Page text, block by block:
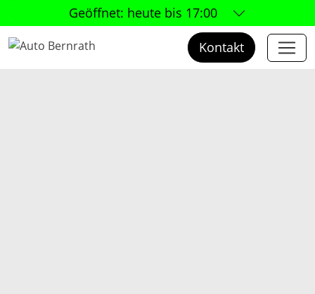
Geöffnet: heute bis 17:00
Kontakt